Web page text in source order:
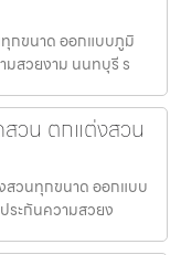
กขนาด ออกแบบภูมิ
มสวยงาม นนทบุรี ร
วน ตกแต่งสวน
วนทุกขนาด ออกแบบ
ระกันความสวยง